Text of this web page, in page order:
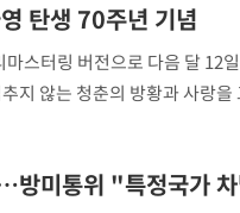
탄생 70주년 기념
스터링 버전으로 다음 달 12
지 않는 청춘의 방황과 사랑을
홍콩금상장영화제에서 최우수
방미통위 "특정국가